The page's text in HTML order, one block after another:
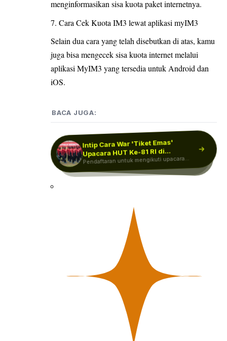
menginformasikan sisa kuota paket internetnya.
Cara Cek Kuota IM3 lewat aplikasi myIM3
Selain dua cara yang telah disebutkan di atas, kamu
juga bisa mengecek sisa kuota internet melalui
aplikasi MyIM3 yang tersedia untuk Android dan
iOS.
BACA JUGA:
Intip Cara War 'Tiket Emas'
Upacara HUT Ke-81 RI di…
Pendaftaran untuk mengikuti upacara
peringatan Hari Ulang Tahun (HUT) ke-81
Kemerdekaan Republik…
Revisi RKAB 2026: Indef
Ingatkan Pemerintah Tak
Sekadar Pembagian Kuota…
Indef Green Transition Initiative (GTI)
mengingatkan pemerintah agar revisi
Rencana Kerja dan…
Indef Bongkar Biang Kerok
Kelangkaan Solar Subsidi,
Indef Green Transition Initiative (GTI)
menilai bahwa kelangkaan solar subsidi